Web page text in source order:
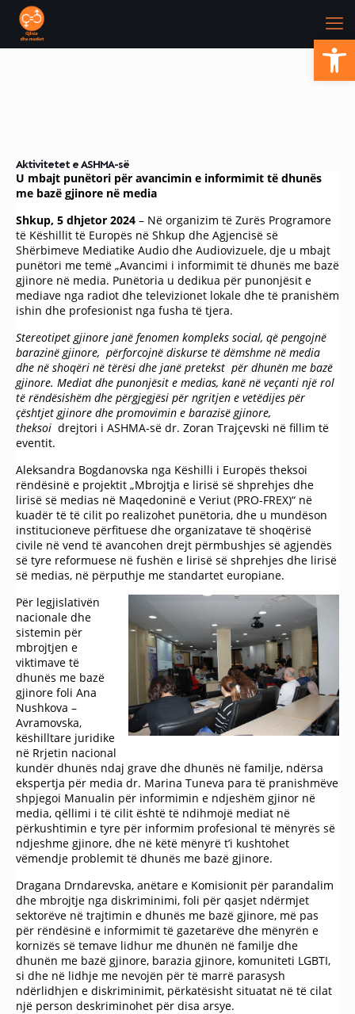
Aktivitetet e ASHMA-së
U mbajt punëtori për avancimin e informimit të dhunës
me bazë gjinore në media
Shkup, 5 dhjetor 2024 – Në organizim të Zurës Programore
të Këshillit të Europës në Shkup dhe Agjencisë së
Shërbimeve Mediatike Audio dhe Audiovizuele, dje u mbajt
punëtori me temë „Avancimi i informimit të dhunës me bazë
gjinore në media. Punëtoria u dedikua për punonjësit e
mediave nga radiot dhe televizionet lokale dhe të pranishëm
ishin dhe profesionist nga fusha të tjera.
Stereotipet gjinore janë fenomen kompleks social, që pengojnë
barazinë gjinore, përforcojnë diskurse të dëmshme në media
dhe në shoqëri në tërësi dhe janë pretekst për dhunën me bazë
gjinore. Mediat dhe punonjësit e medias, kanë në veçanti një rol
të rëndësishëm dhe përgjegjësi për ngritjen e vetëdijes për
çështjet gjinore dhe promovimin e barazisë gjinore,
theksoi drejtori i ASHMA-së dr. Zoran Trajçevski në fillim të
eventit.
Аleksandra Bogdanovska nga Këshilli i Europës theksoi
rëndësinë e projektit „Mbrojtja e lirisë së shprehjes dhe
lirisë së medias në Maqedoninë e Veriut (PRO-FREX)“ në
kuadër të të cilit po realizohet punëtoria, dhe u mundëson
institucioneve përfituese dhe organizatave të shoqërisë
civile në vend të avancohen drejt përmbushjes së agjendës
së tyre reformuese në fushën e lirisë së shprehjes dhe lirisë
së medias, në përputhje me standartet europiane.
Për legjislativën
nacionale dhe
sistemin për
mbrojtjen e
viktimave të
dhunës me bazë
gjinore foli Ana
Nushkova –
Аvramovska,
këshilltare juridike
në Rrjetin nacional
kundër dhunës ndaj grave dhe dhunës në familje, ndërsa
ekspertja për media dr. Marina Tuneva para të pranishmëve
shpjegoi Manualin për informimin e ndjeshëm gjinor në
media, qëllimi i të cilit është të ndihmojë mediat në
përkushtimin e tyre për informim profesional të mënyrës së
ndjeshme gjinore, dhe në këtë mënyrë t’i kushtohet
vëmendje problemit të dhunës me bazë gjinore.
Dragana Drndarevska, anëtare e Komisionit për parandalim
dhe mbrojtje nga diskriminimi, foli për qasjet ndërmjet
sektorëve në trajtimin e dhunës me bazë gjinore, më pas
për rëndësinë e informimit të gazetarëve dhe mënyrën e
kornizës së temave lidhur me dhunën në familje dhe
dhunën me bazë gjinore, barazia gjinore, komuniteti LGBTI,
si dhe në lidhje me nevojën për të marrë parasysh
ndërlidhjen e diskriminimit, përkatësisht situatat në të cilat
një person deskriminohet për disa arsye.